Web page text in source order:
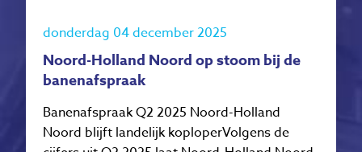
donderdag 04 december 2025
Noord-Holland Noord op stoom bij de
banenafspraak
Banenafspraak Q2 2025 Noord-Holland
Noord blijft landelijk koploperVolgens de